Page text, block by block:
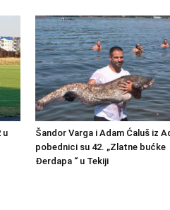
u
Šandor Varga i Adam Ćaluš iz
pobednici su 42. „Zlatne bućke
Đerdapa “ u Tekiji